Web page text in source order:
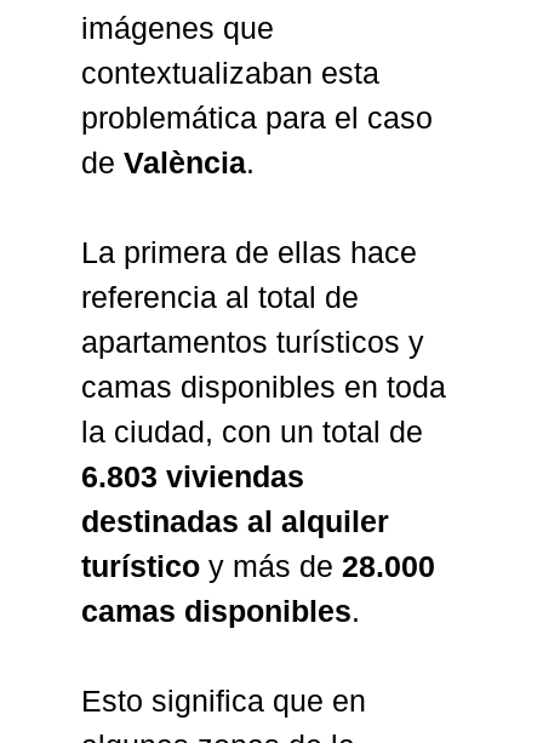
imágenes que
contextualizaban esta
problemática para el caso
deValència.
La primera de ellas hace
referencia al total de
apartamentos turísticos y
camas disponibles en toda
la ciudad, con un total de
6.803 viviendas
destinadas al alquiler
turístico y más de28.000
camas disponibles.
Esto significa que en